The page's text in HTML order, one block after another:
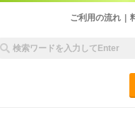
ご利用の流れ